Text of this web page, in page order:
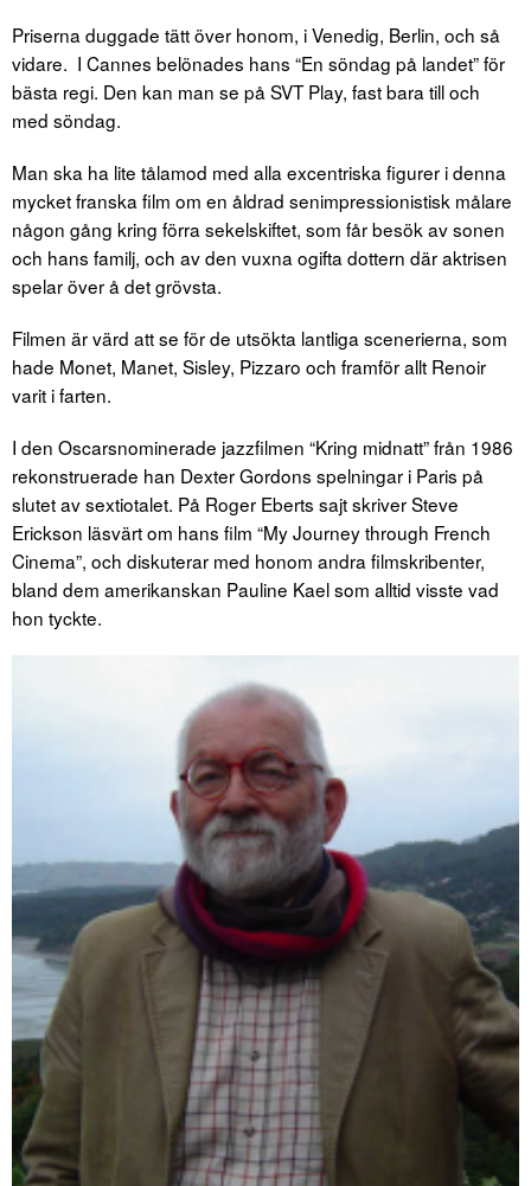
Priserna duggade tätt över honom, i Venedig, Berlin, och så
vidare. I Cannes belönades hans “En söndag på landet” för
bästa regi. Den kan man se på SVT Play, fast bara till och
med söndag.
Man ska ha lite tålamod med alla excentriska figurer i denna
mycket franska film om en åldrad senimpressionistisk målare
någon gång kring förra sekelskiftet, som får besök av sonen
och hans familj, och av den vuxna ogifta dottern där aktrisen
spelar över å det grövsta.
Filmen är värd att se för de utsökta lantliga scenerierna, som
hade Monet, Manet, Sisley, Pizzaro och framför allt Renoir
varit i farten.
I den Oscarsnominerade jazzfilmen “Kring midnatt” från 1986
rekonstruerade han Dexter Gordons spelningar i Paris på
slutet av sextiotalet. På Roger Eberts sajt skriver Steve
Erickson läsvärt om hans film “My Journey through French
Cinema”, och diskuterar med honom andra filmskribenter,
bland dem amerikanskan Pauline Kael som alltid visste vad
hon tyckte.